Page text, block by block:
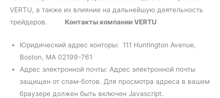
VERTU, а также их влияние на дальнейшую деятельность
трейдеров. Контакты компании VERTU
Юридический адрес конторы: 111 Huntington Avenue,
Boston, MA 02199-761
Адрес электронной почты: Адрес электронной почты
защищен от спам-ботов. Для просмотра адреса в вашем
браузере должен быть включен Javascript.